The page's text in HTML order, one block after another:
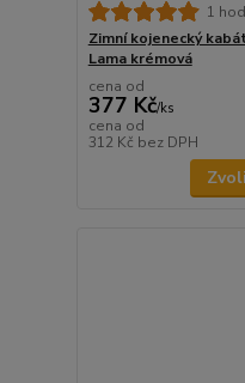
1
Zimní kojenecký
Lama krémová
cena od
377 Kč/ks
cena od
312 Kč bez DPH